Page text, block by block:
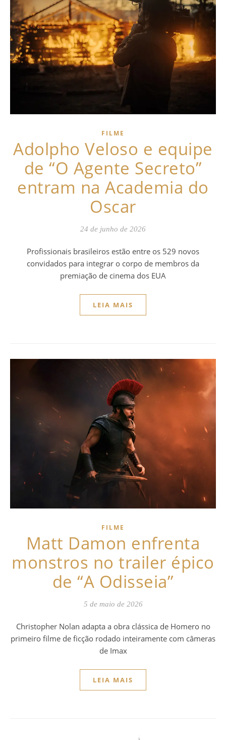
FILME
Adolpho Veloso e equipe
de “O Agente Secreto”
entram na Academia do
Oscar
24 de junho de 2026
Profissionais brasileiros estão entre os 529 novos
convidados para integrar o corpo de membros da
premiação de cinema dos EUA
LEIA MAIS
FILME
Matt Damon enfrenta
monstros no trailer épico
de “A Odisseia”
5 de maio de 2026
Christopher Nolan adapta a obra clássica de Homero no
primeiro filme de ficção rodado inteiramente com câmeras
de Imax
LEIA MAIS